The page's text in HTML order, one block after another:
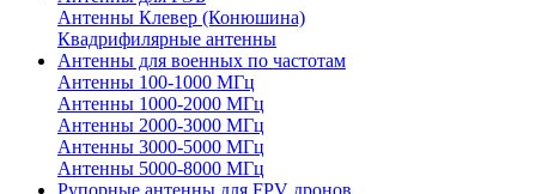
Антенны Клевер (Конюшина)
Квадрифилярные антенны
Антенны для военных по частотам
Антенны 100-1000 МГц
Антенны 1000-2000 МГц
Антенны 2000-3000 МГц
Антенны 3000-5000 МГц
Антенны 5000-8000 МГц
Рупорные антенны для FPV дронов